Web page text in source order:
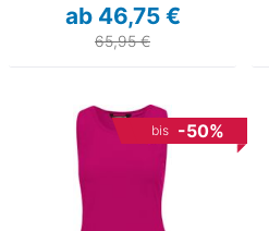
ab 46,75 €
65,95 €
bis -50%